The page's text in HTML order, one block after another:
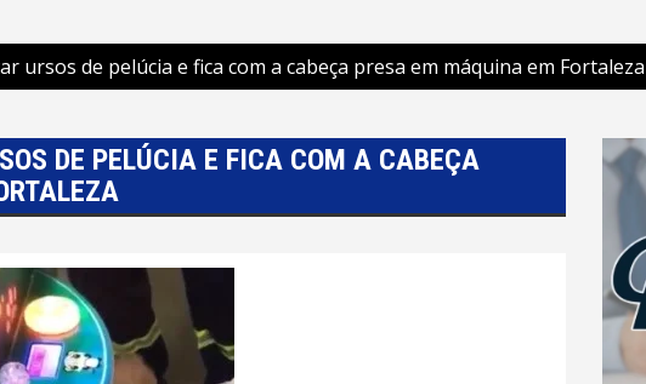
ursos de pelúcia e fica com a cabeça presa em máquina em Fortaleza
DE PELÚCIA E FICA COM A CABEÇA